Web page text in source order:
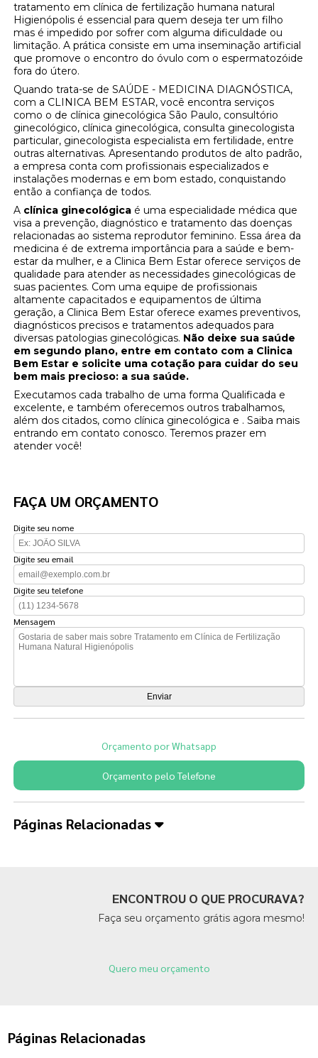
tratamento em clínica de fertilização humana natural
Higienópolis é essencial para quem deseja ter um filho
mas é impedido por sofrer com alguma dificuldade ou
limitação. A prática consiste em uma inseminação artificial
que promove o encontro do óvulo com o espermatozóide
fora do útero.
Quando trata-se de SAÚDE - MEDICINA DIAGNÓSTICA,
com a CLINICA BEM ESTAR, você encontra serviços
como o de clínica ginecológica São Paulo, consultório
ginecológico, clínica ginecológica, consulta ginecologista
particular, ginecologista especialista em fertilidade, entre
outras alternativas. Apresentando produtos de alto padrão,
a empresa conta com profissionais especializados e
instalações modernas e em bom estado, conquistando
então a confiança de todos.
A clínica ginecológica é uma especialidade médica que
visa a prevenção, diagnóstico e tratamento das doenças
relacionadas ao sistema reprodutor feminino. Essa área da
medicina é de extrema importância para a saúde e bem-
estar da mulher, e a Clinica Bem Estar oferece serviços de
qualidade para atender as necessidades ginecológicas de
suas pacientes. Com uma equipe de profissionais
altamente capacitados e equipamentos de última
geração, a Clinica Bem Estar oferece exames preventivos,
diagnósticos precisos e tratamentos adequados para
diversas patologias ginecológicas. Não deixe sua saúde
em segundo plano, entre em contato com a Clinica
Bem Estar e solicite uma cotação para cuidar do seu
bem mais precioso: a sua saúde.
Executamos cada trabalho de uma forma Qualificada e
excelente, e também oferecemos outros trabalhamos,
além dos citados, como clínica ginecológica e . Saiba mais
entrando em contato conosco. Teremos prazer em
atender você!
FAÇA UM ORÇAMENTO
Digite seu nome
Digite seu email
Digite seu telefone
Mensagem
Orçamento por Whatsapp
Orçamento pelo Telefone
Páginas Relacionadas
ENCONTROU O QUE PROCURAVA?
Faça seu orçamento grátis agora mesmo!
Quero meu orçamento
Páginas Relacionadas